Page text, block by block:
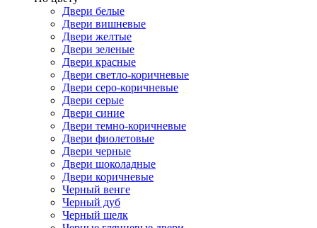
Двери белые
Двери вишневые
Двери желтые
Двери зеленые
Двери красные
Двери светло-коричневые
Двери серо-коричневые
Двери серые
Двери синие
Двери темно-коричневые
Двери фиолетовые
Двери черные
Двери шоколадные
Двери коричневые
Черный венге
Черный дуб
Черный шелк